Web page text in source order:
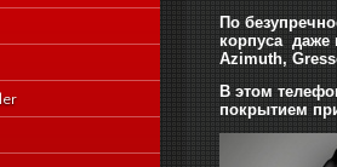
По
корпуса даже
Azimuth,
В этом
покрытием